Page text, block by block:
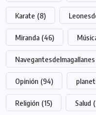
Karate (8)
Miranda (46)
Navegantesdelmagallanes
Opinión (94)
Religión (15) Salud